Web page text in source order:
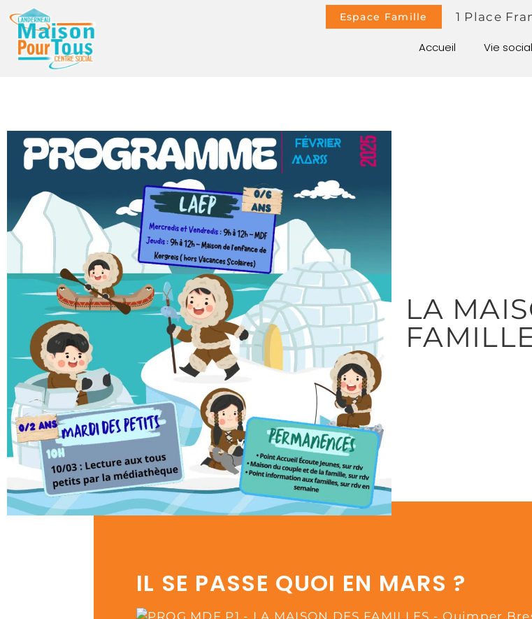
Espace Famille 1 Place
Accueil Vie
LA
IL SE PASSE QUOI EN MARS ?